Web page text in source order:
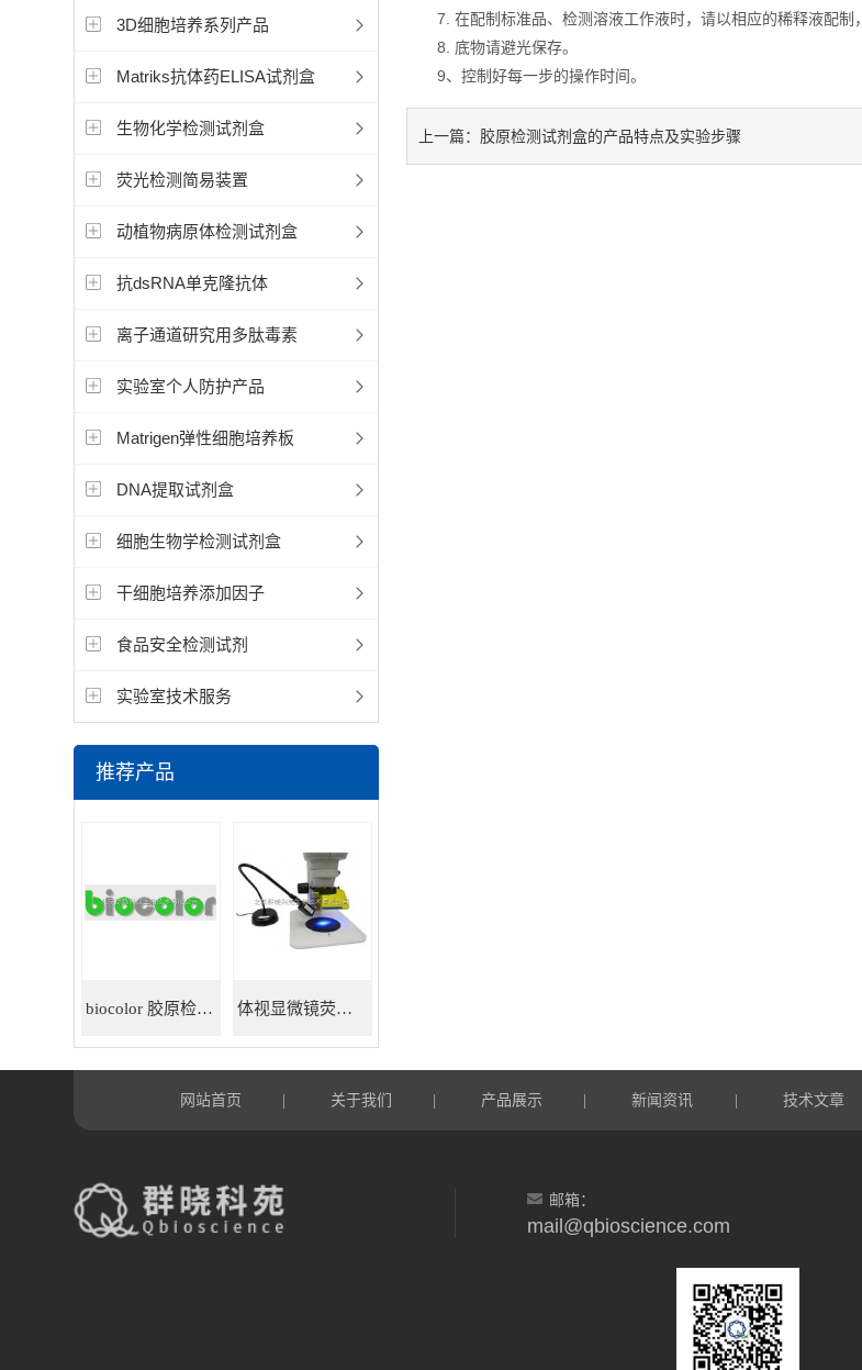
3D细胞培养系列产品
Matriks抗体药ELISA试剂盒
生物化学检测试剂盒
荧光检测简易装置
动植物病原体检测试剂盒
抗dsRNA单克隆抗体
离子通道研究用多肽毒素
实验室个人防护产品
Matrigen弹性细胞培养板
DNA提取试剂盒
细胞生物学检测试剂盒
干细胞培养添加因子
食品安全检测试剂
实验室技术服务
推荐产品
biocolor 胶原检测试剂盒 体视显微镜荧光适配器
7. 在配制标准品、检测溶液工作液时，请以相应的稀释液配制，
8. 底物请避光保存。
9、控制好每一步的操作时间。
上一篇： 胶原检测试剂盒的产品特点及实验步骤
网站首页 关于我们 产品展示 新闻资讯 技术文章
邮箱：
mail@qbioscience.com